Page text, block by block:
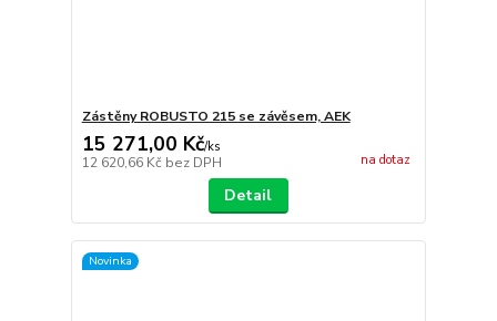
Zástěny ROBUSTO 215 se závěsem, AEK
15 271,00 Kč/ks
12 620,66 Kč bez DPH na dotaz
Detail
Novinka